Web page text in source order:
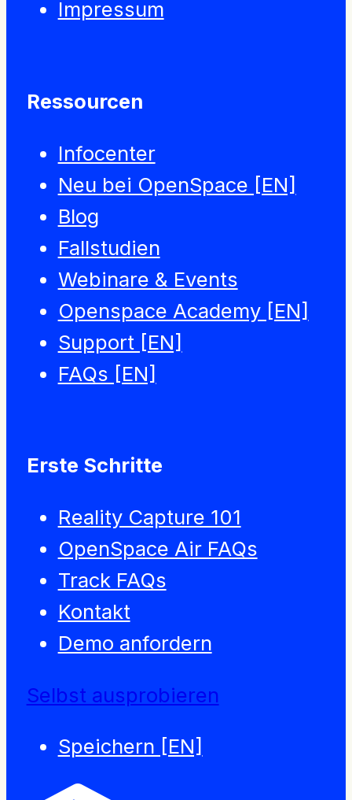
Impressum
Ressourcen
Infocenter
Neu bei OpenSpace [EN]
Blog
Fallstudien
Webinare & Events
Openspace Academy [EN]
Support [EN]
FAQs [EN]
Erste Schritte
Reality Capture 101
OpenSpace Air FAQs
Track FAQs
Kontakt
Demo anfordern
Selbst ausprobieren
Speichern [EN]